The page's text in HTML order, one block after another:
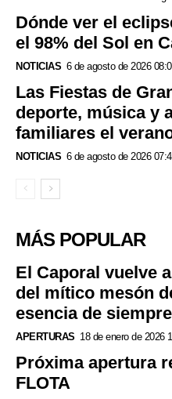
Dónde ver el
el 98% del Sol en
NOTICIAS 6 de agosto de 2026
Las Fiestas de
deporte, música y
familiares el
NOTICIAS 6 de agosto de 2026
MÁS POPULAR
El Caporal vuelve
del mítico mesón
esencia de siempre
APERTURAS 18 de enero de 2026
Próxima apertura
FLOTA